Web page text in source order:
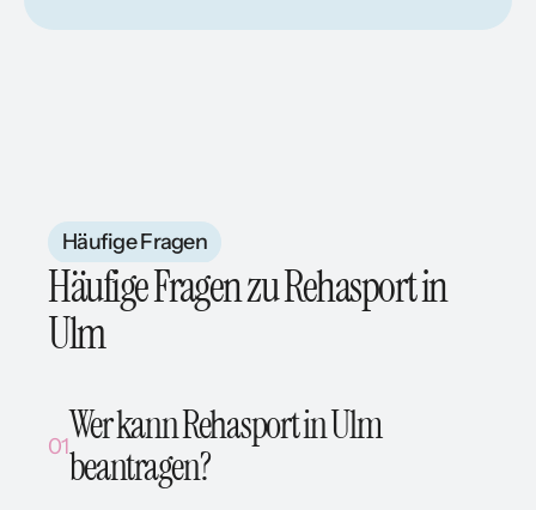
Häufige Fragen
Häufige Fragen zu Rehasport in
Ulm
01Wer kann Rehasport in Ulm
beantragen?